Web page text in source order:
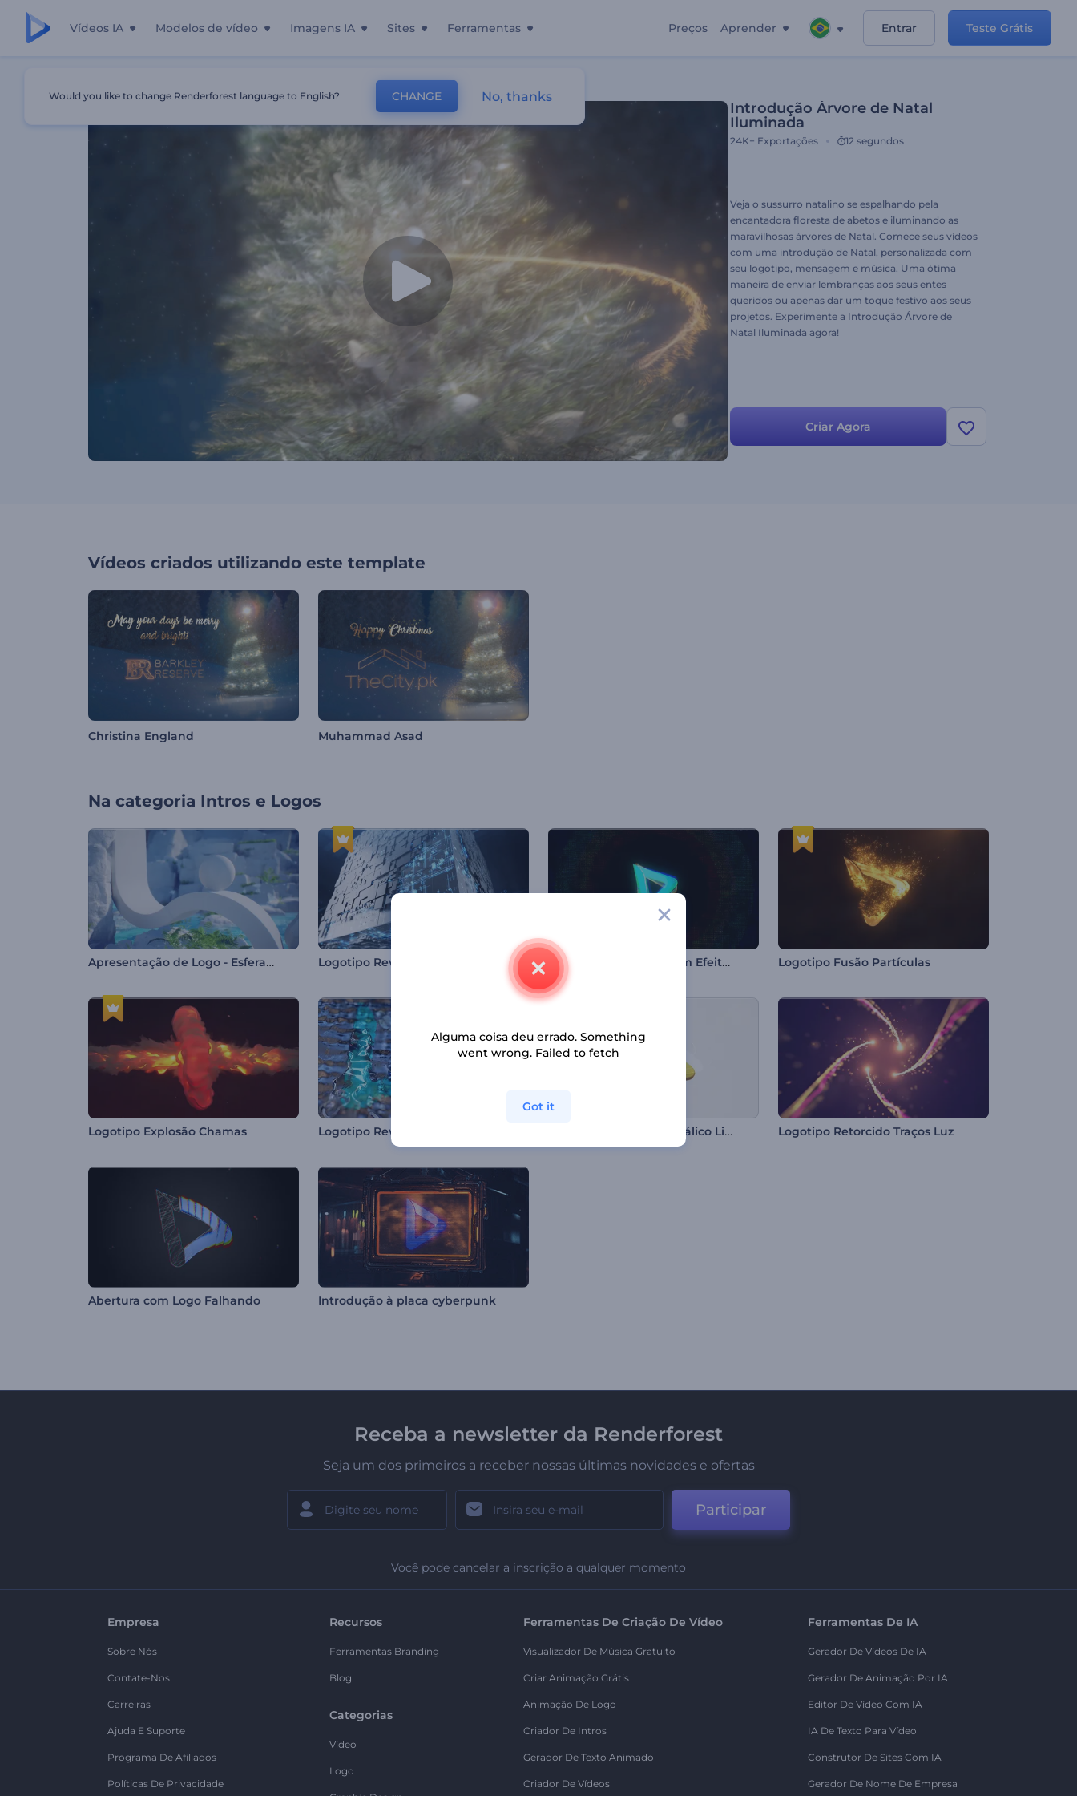
Vídeos IA Modelos de vídeo Imagens IA Sites Ferramentas Preços Aprender Entrar Teste Grátis
Introdução Árvore de Natal
Iluminada
24K+ Exportações 12 segundos
Veja o sussurro natalino se espalhando pela
encantadora floresta de abetos e iluminando as
maravilhosas árvores de Natal. Comece seus vídeos
com uma introdução de Natal, personalizada com
seu logotipo, mensagem e música. Uma ótima
maneira de enviar lembranças aos seus entes
queridos ou apenas dar um toque festivo aos seus
projetos. Experimente a Introdução Árvore de
Natal Iluminada agora!
Criar Agora
Vídeos criados utilizando este template
Christina England Muhammad Asad
Na categoria Intros e Logos
Apresentação de Logo - Esfera Etérea Logotipo Revelador Cyber Cubo Logotipo Distorcido com Efeito Glitch Logotipo Fusão Partículas
Logotipo Explosão Chamas Revelação de Logo Metálico Limpo Logotipo Retorcido Traços Luz
Abertura com Logo Falhando Introdução à placa cyberpunk
Receba a newsletter da Renderforest
Seja um dos primeiros a receber nossas últimas novidades e ofertas
Participar
Você pode cancelar a inscrição a qualquer momento
Empresa
Sobre Nós
Contate-Nos
Carreiras
Ajuda E Suporte
Programa De Afiliados
Políticas De Privacidade
Recursos
Ferramentas Branding
Blog
Categorias
Vídeo
Logo
Ferramentas De Criação De Vídeo
Visualizador De Música Gratuito
Criar Animação Grátis
Animação De Logo
Criador De Intros
Gerador De Texto Animado
Criador De Vídeos
Ferramentas De IA
Gerador De Vídeos De IA
Gerador De Animação Por IA
Editor De Vídeo Com IA
IA De Texto Para Vídeo
Construtor De Sites Com IA
Gerador De Nome De Empresa
Would you like to change Renderforest language to English? CHANGE No, thanks
Alguma coisa deu errado. Something
went wrong. Failed to fetch
Got it